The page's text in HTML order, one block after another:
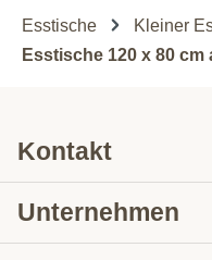
Esstische
Kleiner
Esstische 120 x 80 cm
Kontakt
Unternehmen